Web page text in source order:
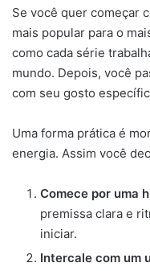
Se você quer começar
mais popular para o
como cada série
mundo. Depois, você
com seu gosto
Uma forma prática é
energia. Assim você
Comece por uma
premissa clara e
iniciar.
Intercale com um